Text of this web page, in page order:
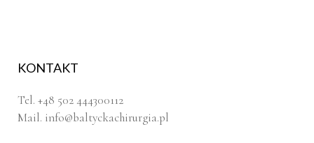
KONTAKT
Tel. +48 502 444300112
Mail. info@baltyckachirurgia.pl